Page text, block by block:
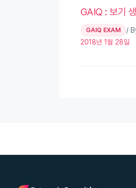
GAIQ : 보기
GAIQ EXAM /
2018년 1월 28일